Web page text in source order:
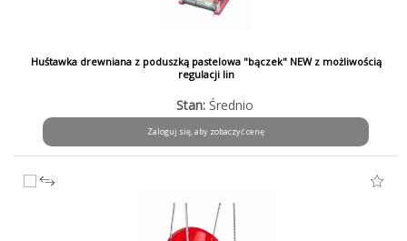
Huśtawka drewniana z poduszką pastelowa "bączek" NEW z możliwością
regulacji lin
Stan: Średnio
Zaloguj się, aby zobaczyć cenę